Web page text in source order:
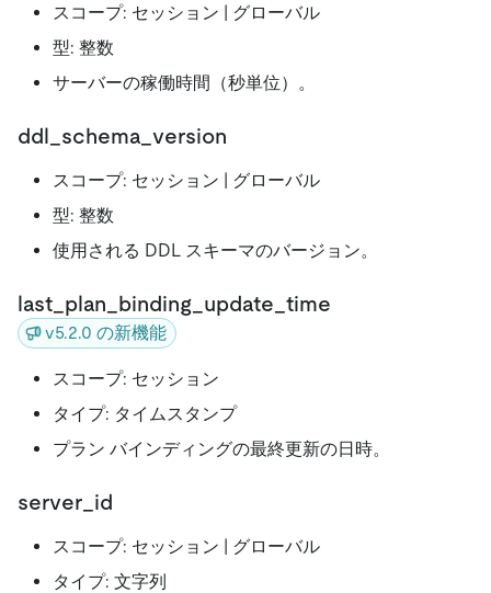
スコープ: セッション | グローバル
型: 整数
サーバーの稼働時間（秒単位）。
ddl_schema_version
スコープ: セッション | グローバル
型: 整数
使用される DDL スキーマのバージョン。
last_plan_binding_update_time
v5.2.0 の新機能
スコープ: セッション
タイプ: タイムスタンプ
プラン バインディングの最終更新の日時。
server_id
スコープ: セッション | グローバル
タイプ: 文字列